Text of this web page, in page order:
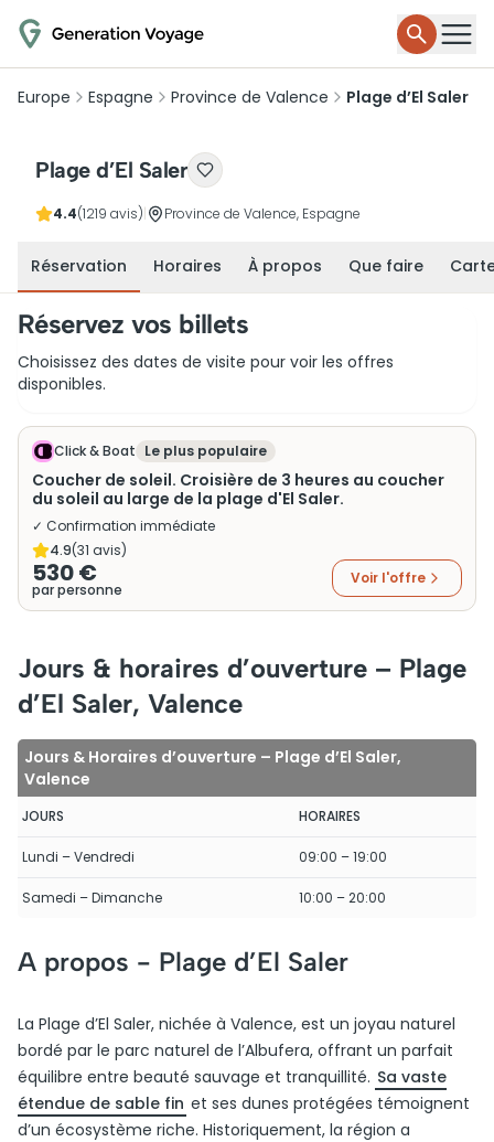
Europe Espagne Province de Valence Plage d’El Saler
Plage d’El Saler
4.4(1219 avis) Province de Valence, Espagne
Réservation Horaires À propos Que faire
Réservez vos billets
Choisissez des dates de visite pour voir les offres
disponibles.
Click & Boat Le plus populaire
Coucher de soleil. Croisière de 3 heures au coucher
du soleil au large de la plage d'El Saler.
✓ Confirmation immédiate
4.9(31 avis)
530 €
par personne
Voir l'offre
Jours & horaires d’ouverture – Plage
d’El Saler, Valence
Jours & Horaires d’ouverture – Plage d’El Saler,
Valence
JOURS HORAIRES
Lundi – Vendredi 09:00 – 19:00
Samedi – Dimanche 10:00 – 20:00
A propos - Plage d’El Saler
La Plage d’El Saler, nichée à Valence, est un joyau naturel
bordé par le parc naturel de l’Albufera, offrant un parfait
équilibre entre beauté sauvage et tranquillité. Sa vaste
étendue de sable fin et ses dunes protégées témoignent
d’un écosystème riche. Historiquement, la région a